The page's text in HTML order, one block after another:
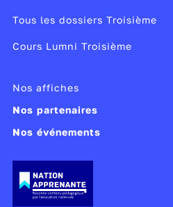
Tous les dossiers Troisième
Cours Lumni Troisième
Nos affiches
Nos partenaires
Nos événements